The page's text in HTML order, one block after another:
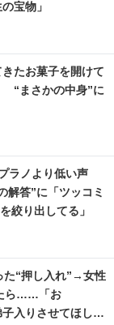
宝物」
たお菓子を開けて
“まさかの中身”に
ラノより低い声
答”に「ツッコミ
絞り出してる」
た“押し入れ”→女性
ら……「お
入りさせてほし